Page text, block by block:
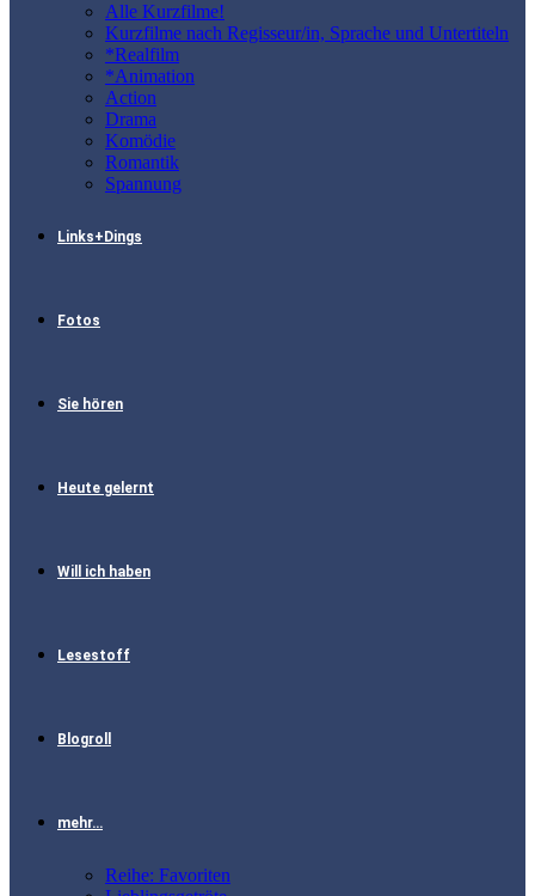
Alle Kurzfilme!
Kurzfilme nach Regisseur/in, Sprache und Untertiteln
*Realfilm
*Animation
Action
Drama
Komödie
Romantik
Spannung
Links+Dings
Fotos
Sie hören
Heute gelernt
Will ich haben
Lesestoff
Blogroll
mehr…
Reihe: Favoriten